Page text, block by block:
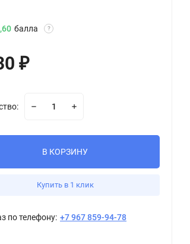
балла ?
₽
В КОРЗИНУ
Купить в 1 клик
по телефону: +7 967 859-94-78